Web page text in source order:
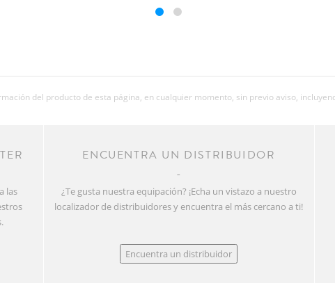
del producto de esta página, en cualquier momento, sin previo aviso,
las
ENCUENTRA UN DISTRIBUIDOR
¿Te gusta nuestra equipación? ¡Echa un vistazo a nuestro
localizador de distribuidores y encuentra el más cercano a ti!
Encuentra un distribuidor